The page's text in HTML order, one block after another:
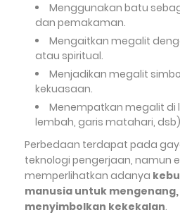
Menggunakan batu
dan pemakaman.
Mengaitkan megalit
atau spiritual.
Menjadikan megalit
kekuasaan.
Menempatkan megalit di
lembah, garis matahari,
Perbedaan terdapat pada
teknologi pengerjaan, namun
memperlihatkan adanya
manusia untuk
menyimbolkan kekekalan.